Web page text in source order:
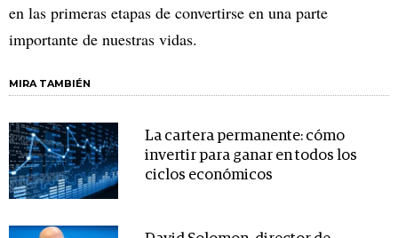
en las primeras etapas de convertirse en una parte
importante de nuestras vidas.
MIRA TAMBIÉN
La cartera permanente: cómo
invertir para ganar en todos los
ciclos económicos